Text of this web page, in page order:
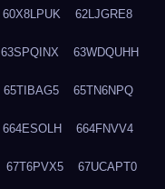
60X8LPUK 62LJGRE8
63SPQINX 63WDQUHH
65TIBAG5 65TN6NPQ
664ESOLH 664FNVV4
67T6PVX5 67UCAPT0